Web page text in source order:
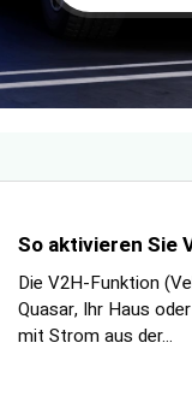
So aktivieren Sie
Die V2H-Funktion
Quasar, Ihr Haus
mit Strom aus der...